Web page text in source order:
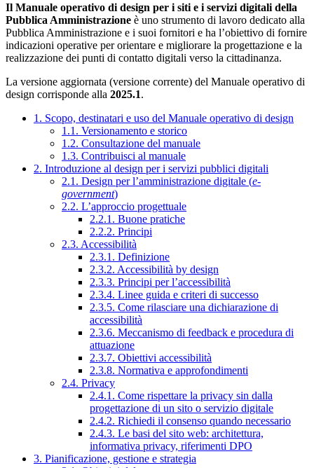
Il Manuale operativo di design per i siti e i servizi digitali della
Pubblica Amministrazione è uno strumento di lavoro dedicato alla
Pubblica Amministrazione e i suoi fornitori e ha l’obiettivo di fornire
indicazioni operative per orientare e migliorare la progettazione e la
realizzazione dei punti di contatto digitali verso la cittadinanza.
La versione aggiornata (versione corrente) del Manuale operativo di
design corrisponde alla 2025.1.
1. Scopo, destinatari e uso del Manuale operativo di design
1.1. Versionamento e storico
1.2. Consultazione del manuale
1.3. Contribuisci al manuale
2. Introduzione al design per i servizi pubblici digitali
2.1. Design per l’amministrazione digitale (e-
government)
2.2. L’approccio progettuale
2.2.1. Buone pratiche
2.2.2. Principi
2.3. Accessibilità
2.3.1. Definizione
2.3.2. Accessibilità by design
2.3.3. Principi per l’accessibilità
2.3.4. Linee guida e criteri di successo
2.3.5. Come rilasciare una dichiarazione di
accessibilità
2.3.6. Meccanismo di feedback e procedura di
attuazione
2.3.7. Obiettivi accessibilità
2.3.8. Normativa e approfondimenti
2.4. Privacy
2.4.1. Come rispettare la privacy sin dalla
progettazione di un sito o servizio digitale
2.4.2. Richiedi il consenso quando necessario
2.4.3. Le basi del sito web: architettura,
informativa privacy, riferimenti DPO
3. Pianificazione, gestione e strategia